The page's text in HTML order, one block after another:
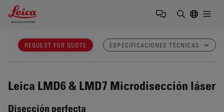
Leica Microsystems Logo
REQUEST FOR QUOTE ESPECIFICACIONES TÉCNICAS
Leica LMD6 & LMD7 Microdisección láser
Disección perfecta